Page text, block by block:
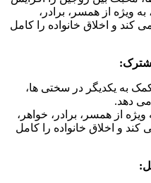
ویژه از همسر، برادر،
کند و اخلاق خانواده را کامل
به یکدیگر در سختی ها،
دهد.
از همسر، برادر، خواهر،
و اخلاق خانواده را کامل